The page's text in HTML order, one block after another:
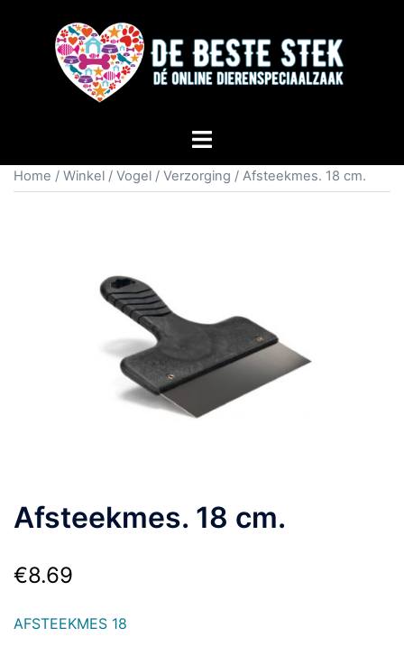
Home / Winkel / Vogel / Verzorging / Afsteekmes. 18 cm.
Afsteekmes. 18 cm.
€8.69
AFSTEEKMES 18